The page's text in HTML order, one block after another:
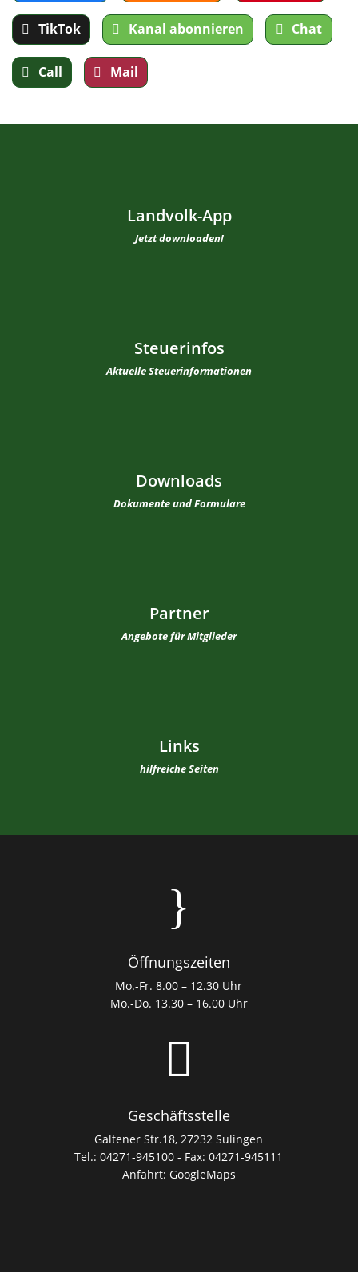
TikTok Kanal abonnieren Chat
Call Mail
Landvolk-App
Jetzt downloaden!
Steuerinfos
Aktuelle Steuerinformationen
Downloads
Dokumente und Formulare
Partner
Angebote für Mitglieder
Links
hilfreiche Seiten
}
Öffnungszeiten
Mo.-Fr. 8.00 – 12.30 Uhr
Mo.-Do. 13.30 – 16.00 Uhr

Geschäftsstelle
Galtener Str.18, 27232 Sulingen
Tel.: 04271-945100 - Fax: 04271-945111
Anfahrt: GoogleMaps